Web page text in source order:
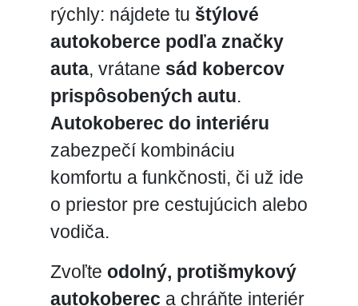
rýchly: nájdete tu štýlové
autokoberce podľa značky
auta, vrátane sád kobercov
prispôsobených autu.
Autokoberec do interiéru
zabezpečí kombináciu
komfortu a funkčnosti, či už ide
o priestor pre cestujúcich alebo
vodiča.
Zvoľte odolný, protišmykový
autokoberec a chráňte interiér